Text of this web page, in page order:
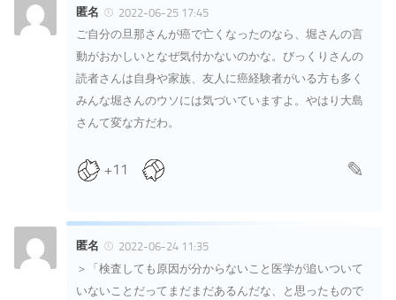
匿名
2022-06-25 17:45
ご自分の旦那さんが癌で亡くなったのなら、堀さんの言
動がおかしいとなぜ気付かないのかな。びっくりさんの
読者さんは自身や家族、友人に癌経験者がいる方も多く
みんな堀さんのウソには気づいていますよ。やはり大島
さんて変な方だわ。
+11
匿名
2022-06-24 11:35
＞「検査しても原因が分からないこと医学が追いついて
いないことだってまだまだあるんだな、と思ったもので